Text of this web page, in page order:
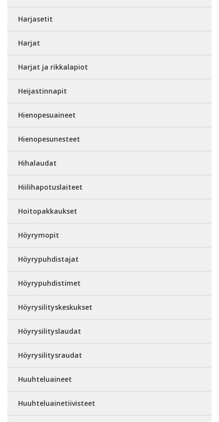
Harjasetit
Harjat
Harjat ja rikkalapiot
Heijastinnapit
Hienopesuaineet
Hienopesunesteet
Hihalaudat
Hiilihapotuslaiteet
Hoitopakkaukset
Höyrymopit
Höyrypuhdistajat
Höyrypuhdistimet
Höyrysilityskeskukset
Höyrysilityslaudat
Höyrysilitysraudat
Huuhteluaineet
Huuhteluainetiivisteet